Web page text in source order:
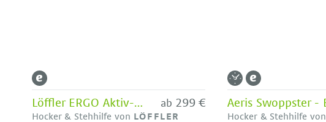
Löffler ERGO Aktiv-Hocker mit Bodenwippe
Hocker & Stehhilfe von LÖFFLER
ab 299 €
Hocker & Stehhilfe von